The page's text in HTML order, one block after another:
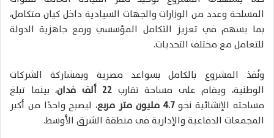
المسلحة وعدد من الوزارات والجهات السيادية داخل كيان متكامل،
بما يسهم في تعزيز التكامل المؤسسي ورفع جاهزية الدولة
للتعامل مع مختلف التحديات.
ونُفذ المشروع بالكامل بسواعد مصرية وبمشاركة الشركات
الوطنية، ويقام على مساحة تقارب 22 ألف فدان
، بينما تبلغ
مساحته الإنشائية نحو4.7 مليون متر مربع
، ليصبح واحدًا من أكبر
المجمعات الدفاعية والإدارية في منطقة الشرق الأوسط.